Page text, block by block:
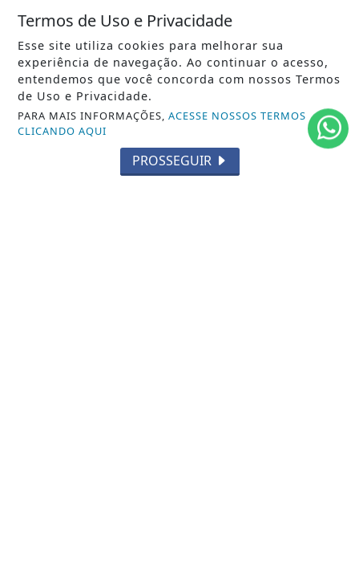
HORÓSCOPO
SOCIAL NEWS
SPORT & SAÚDE
/ NAVEGUE
Termos de Uso e Privacidade
Esse site utiliza cookies para melhorar sua
experiência de navegação. Ao continuar o acesso,
entendemos que você concorda com nossos Termos
de Uso e Privacidade.
PARA MAIS INFORMAÇÕES,ACESSE NOSSOS TERMOS
CLICANDO AQUI
PROSSEGUIR